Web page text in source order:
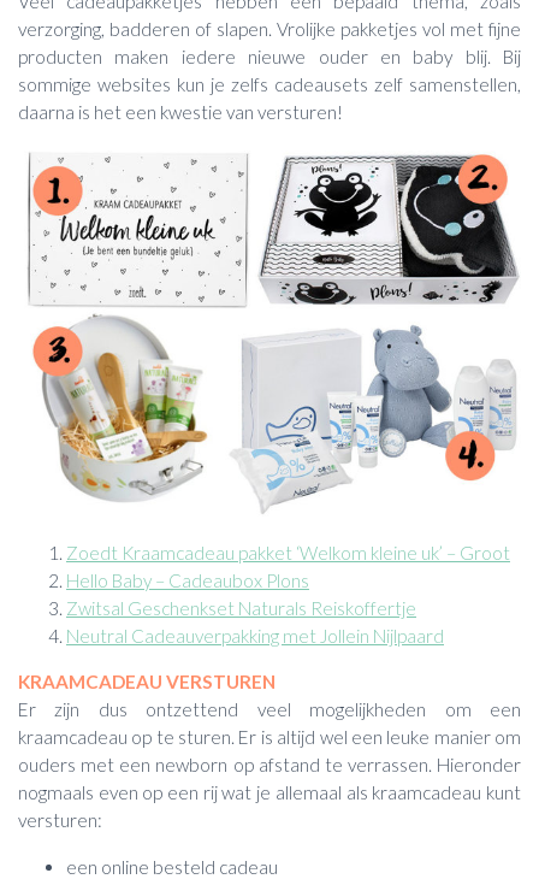
verzorging, badderen of slapen. Vrolijke pakketjes vol met fijne
producten maken iedere nieuwe ouder en baby blij. Bij
sommige websites kun je zelfs cadeausets zelf samenstellen,
daarna is het een kwestie van versturen!
Zoedt Kraamcadeau pakket ‘Welkom kleine uk’ – Groot
Hello Baby – Cadeaubox Plons
Zwitsal Geschenkset Naturals Reiskoffertje
Neutral Cadeauverpakking met Jollein Nijlpaard
KRAAMCADEAU VERSTUREN
Er zijn dus ontzettend veel mogelijkheden om een
kraamcadeau op te sturen. Er is altijd wel een leuke manier om
ouders met een newborn op afstand te verrassen. Hieronder
nogmaals even op een rij wat je allemaal als kraamcadeau kunt
versturen:
een online besteld cadeau